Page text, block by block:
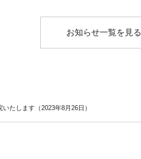
お知らせ一覧を見る
たします（2023年8月26日）